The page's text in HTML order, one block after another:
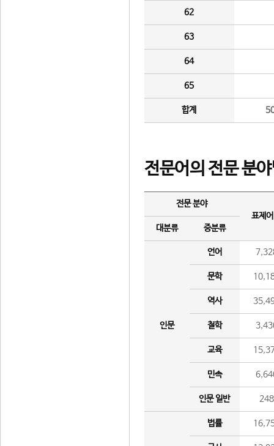
62
63
64
65
합계
전문어의 전문 분
전문 분야
표제
대분류
중분류
인문
언어
문학
역사
철학
교육
민속
인문 일반 248
법률